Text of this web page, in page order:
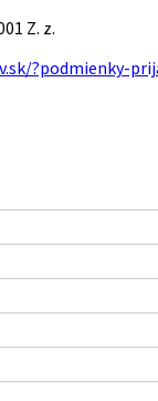
Z. z.
?podmienky-